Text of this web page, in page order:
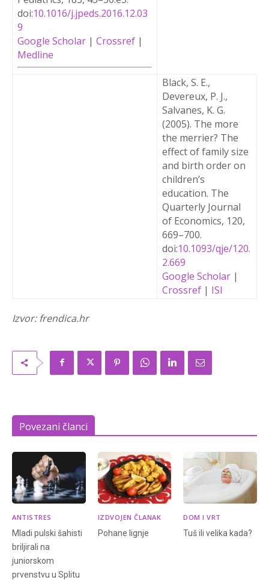
doi:10.1016/j.jpeds.2016.12.03
9
Google Scholar | Crossref |
Medline
Black, S. E.,
Devereux, P. J.,
Salvanes, K. G.
(2005). The more
the merrier? The
effect of family size
and birth order on
children’s
education. The
Quarterly Journal
of Economics, 120,
669–700.
doi:10.1093/qje/120.
2.669
Google Scholar |
Crossref | ISI
Izvor: frendica.hr
Povezani članci
ANTISTRES
Mladi pulski šahisti
briljirali na
juniorskom
prvenstvu u Splitu
IZDVOJEN ČLANAK
Pohane lignje
DOM I VRT
Tuš ili velika kada?